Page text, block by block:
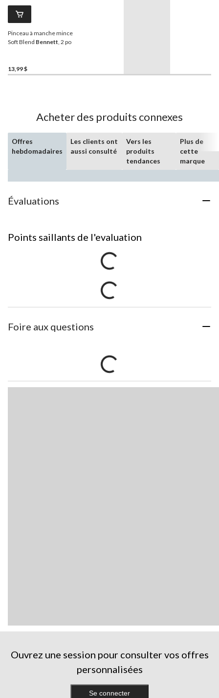
Pinceau à manche mince
Soft Blend Bennett, 2 po
13,99 $
Acheter des produits connexes
Offres
hebdomadaires
Les clients ont
aussi consulté
Vers les
produits
tendances
Plus de
cette
marque
Évaluations
Points saillants de l'evaluation
Foire aux questions
Ouvrez une session pour consulter vos offres
personnalisées
Se connecter